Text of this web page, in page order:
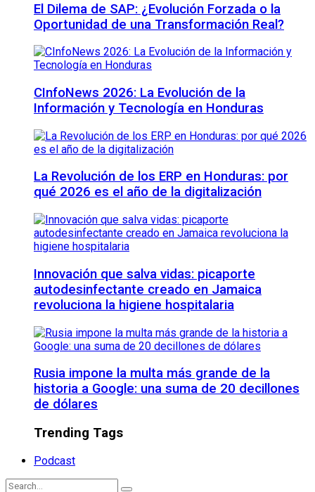
El Dilema de SAP: ¿Evolución Forzada o la
Oportunidad de una Transformación Real?
CInfoNews 2026: La Evolución de la
Información y Tecnología en Honduras
La Revolución de los ERP en Honduras: por
qué 2026 es el año de la digitalización
Innovación que salva vidas: picaporte
autodesinfectante creado en Jamaica
revoluciona la higiene hospitalaria
Rusia impone la multa más grande de la
historia a Google: una suma de 20 decillones
de dólares
Trending Tags
Podcast